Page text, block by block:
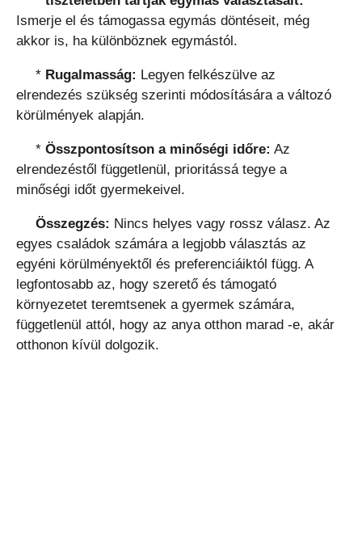
Ismerje el és támogassa egymás döntéseit, még
akkor is, ha különböznek egymástól.
* Rugalmasság: Legyen felkészülve az
elrendezés szükség szerinti módosítására a változó
körülmények alapján.
* Összpontosítson a minőségi időre: Az
elrendezéstől függetlenül, prioritássá tegye a
minőségi időt gyermekeivel.
Összegzés: Nincs helyes vagy rossz válasz. Az
egyes családok számára a legjobb választás az
egyéni körülményektől és preferenciáiktól függ. A
legfontosabb az, hogy szerető és támogató
környezetet teremtsenek a gyermek számára,
függetlenül attól, hogy az anya otthon marad -e, akár
otthonon kívül dolgozik.